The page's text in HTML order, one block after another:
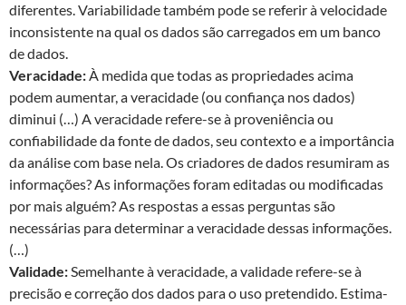
diferentes. Variabilidade também pode se referir à velocidade
inconsistente na qual os dados são carregados em um banco
de dados.
Veracidade:À medida que todas as propriedades acima
podem aumentar, a veracidade (ou confiança nos dados)
diminui (…) A veracidade refere-se à proveniência ou
confiabilidade da fonte de dados, seu contexto e a importância
da análise com base nela. Os criadores de dados resumiram as
informações? As informações foram editadas ou modificadas
por mais alguém? As respostas a essas perguntas são
necessárias para determinar a veracidade dessas informações.
(…)
Validade:Semelhante à veracidade, a validade refere-se à
precisão e correção dos dados para o uso pretendido. Estima-